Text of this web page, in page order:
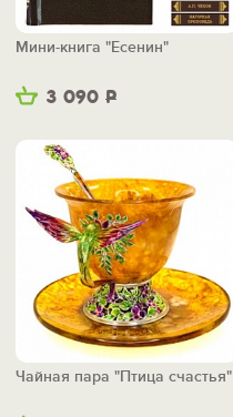
3 090 Р
Мини-книга "Есенин"
Чайная пара "Птица счастья"